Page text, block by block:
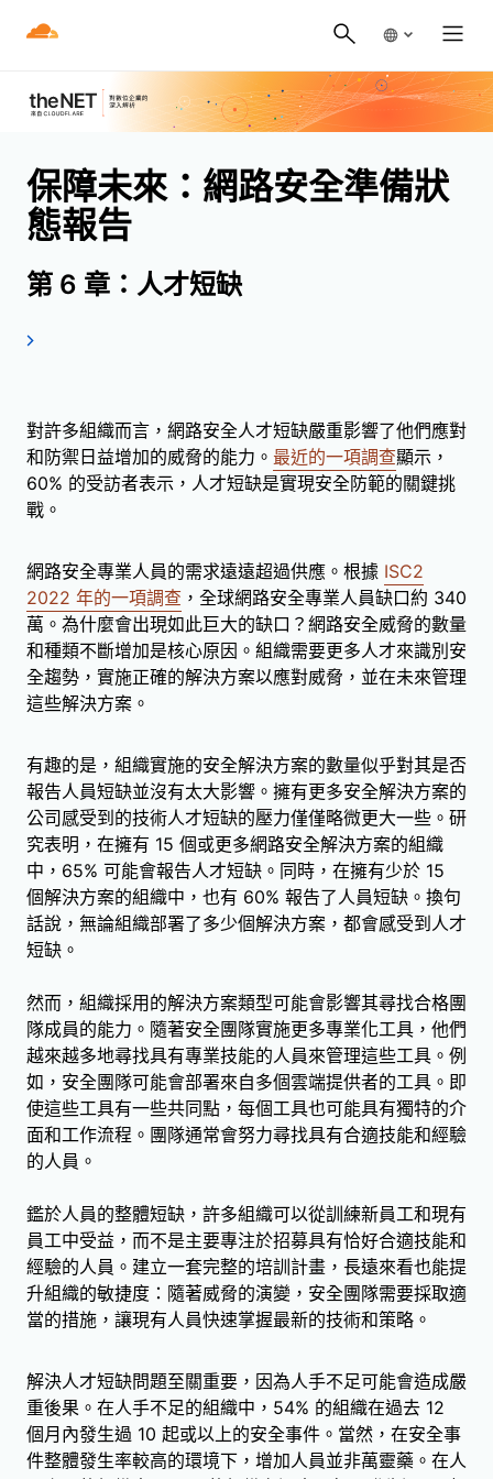
保障未來：網路安全準備狀
態報告
第 6 章：人才短缺
對許多組織而言，網路安全人才短缺嚴重影響了他們應對
和防禦日益增加的威脅的能力。 最近的一項調查顯示，
60% 的受訪者表示，人才短缺是實現安全防範的關鍵挑
戰。
網路安全專業人員的需求遠遠超過供應。根據 ISC2
2022 年的一項調查 ，全球網路安全專業人員缺口約 340
萬。為什麼會出現如此巨大的缺口？網路安全威脅的數量
和種類不斷增加是核心原因。組織需要更多人才來識別安
全趨勢，實施正確的解決方案以應對威脅，並在未來管理
這些解決方案。
有趣的是，組織實施的安全解決方案的數量似乎對其是否
報告人員短缺並沒有太大影響。擁有更多安全解決方案的
公司感受到的技術人才短缺的壓力僅僅略微更大一些。研
究表明，在擁有 15 個或更多網路安全解決方案的組織
中，65% 可能會報告人才短缺。同時，在擁有少於 15
個解決方案的組織中，也有 60% 報告了人員短缺。換句
話說，無論組織部署了多少個解決方案，都會感受到人才
短缺。
然而，組織採用的解決方案類型可能會影響其尋找合格團
隊成員的能力。隨著安全團隊實施更多專業化工具，他們
越來越多地尋找具有專業技能的人員來管理這些工具。例
如，安全團隊可能會部署來自多個雲端提供者的工具。即
使這些工具有一些共同點，每個工具也可能具有獨特的介
面和工作流程。團隊通常會努力尋找具有合適技能和經驗
的人員。
鑑於人員的整體短缺，許多組織可以從訓練新員工和現有
員工中受益，而不是主要專注於招募具有恰好合適技能和
經驗的人員。建立一套完整的培訓計畫，長遠來看也能提
升組織的敏捷度：隨著威脅的演變，安全團隊需要採取適
當的措施，讓現有人員快速掌握最新的技術和策略。
解決人才短缺問題至關重要，因為人手不足可能會造成嚴
重後果。在人手不足的組織中，54% 的組織在過去 12
個月內發生過 10 起或以上的安全事件。當然，在安全事
件整體發生率較高的環境下，增加人員並非萬靈藥。在人